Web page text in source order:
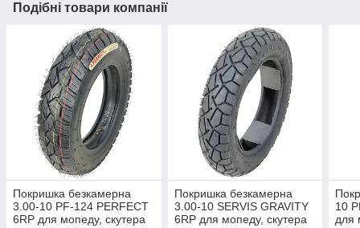
Подібні товари компанії
Покришка безкамерна
3.00-10 PF-124 PERFECT
6RP для мопеду, скутера
Покришка безкамерна
3.00-10 SERVIS GRAVITY
6RP для мопеду, скутера
10
для